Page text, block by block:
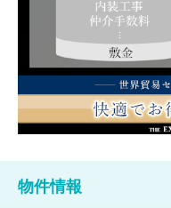
物件情報